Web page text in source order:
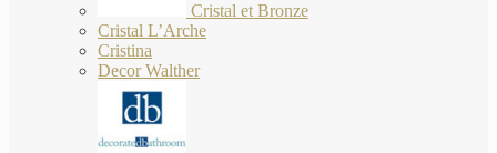
Cristal et Bronze
Cristal L’Arche
Cristina
Decor Walther